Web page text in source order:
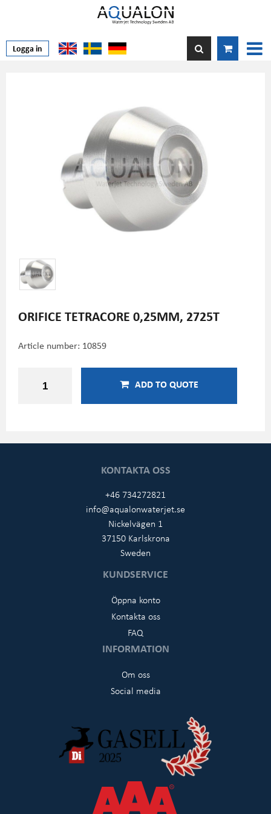
Logga in
ORIFICE TETRACORE 0,25MM, 2725T
Article number: 10859
ADD TO QUOTE
KONTAKTA OSS
+46 734272821
info@aqualonwaterjet.se
Nickelvägen 1
37150 Karlskrona
Sweden
KUNDSERVICE
Öppna konto
Kontakta oss
FAQ
INFORMATION
Om oss
Social media